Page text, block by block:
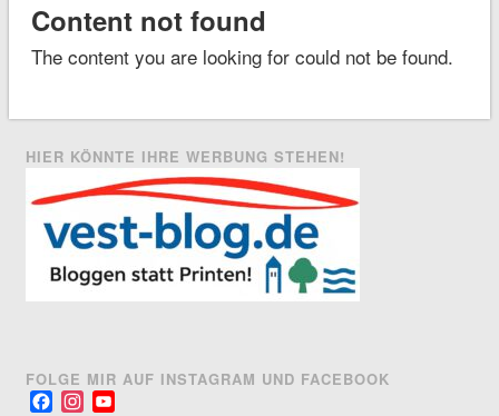
Content not found
The content you are looking for could not be found.
HIER KÖNNTE IHRE WERBUNG STEHEN!
FOLGE MIR AUF INSTAGRAM UND FACEBOOK
FacebookInstagram